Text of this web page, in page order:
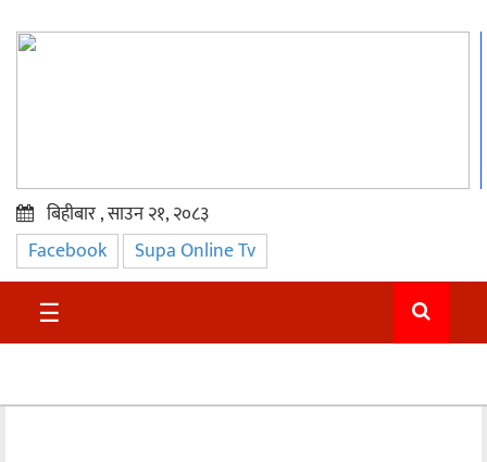
प्रमुख
समाचार
सुदुर
बिहीबार , साउन २१, २०८३
Facebook Supa Online Tv
☰